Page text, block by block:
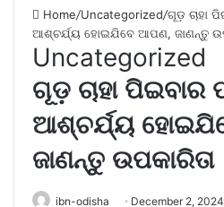
Home/Uncategorized/ଗୂଡ଼ ଚାହା
ଆଶ୍ଚର୍ଯ୍ୟ ହୋଇଯିବେ ଆପଣ, ଜାଣନ୍ତୁ
Uncategorized
ଗୂଡ଼ ଚାହା ପିଇବାର
ଆଶ୍ଚର୍ଯ୍ୟ
ଜାଣନ୍ତୁ ଉପକାରିତା
ibn-odisha December 2, 2024